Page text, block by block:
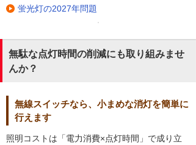
蛍光灯の2027年問題
無駄な点灯時間の削減にも取り組みませ
んか？
無線スイッチなら、小まめな消灯を簡単に
行えます
照明コストは「電力消費×点灯時間」で成り立